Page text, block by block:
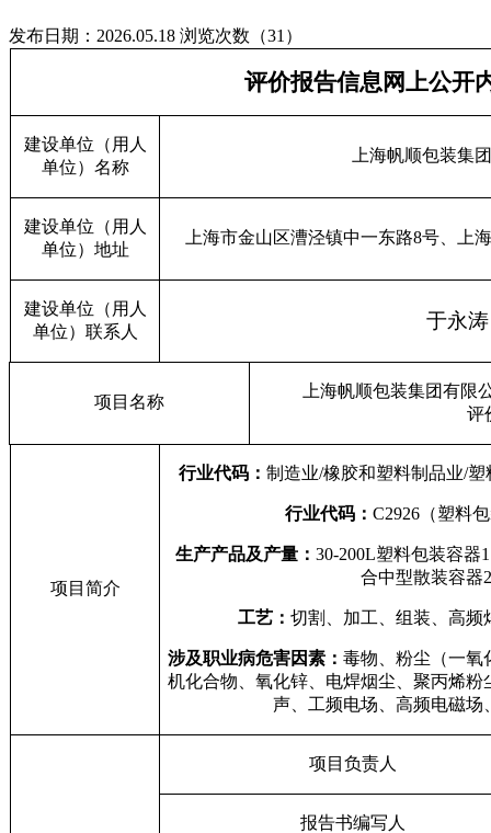
发布日期：2026.05.18 浏览次数（31）
评价报告信息网上公开
建设单位（用人
单位）名称
上海帆顺包装集
建设单位（用人
单位）地址
上海市金山区漕泾镇中一东路8号、上
建设单位（用人
单位）联系人
于永涛
项目名称
上海帆顺包装集团有限
评
项目简介
行业代码： 制造业/橡胶和塑料制品业/
行业代码： C2926（塑料
生产产品及产量： 30-200L塑料包装容器
合中型散装容器
工艺： 切割、加工、组装、高频
涉及职业病危害因素： 毒物、粉尘（一氧
机化合物、氧化锌、电焊烟尘、聚丙烯
声、工频电场、高频电磁场
项目负责人
报告书编写人